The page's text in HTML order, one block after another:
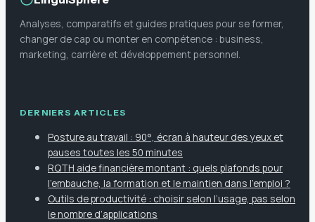
Analyses, comparatifs et guides pratiques pour se former,
changer de cap ou monter en compétence : business,
marketing, carrière et développement personnel.
DERNIERS ARTICLES
Posture au travail : 90°, écran à hauteur des yeux et
pauses toutes les 50 minutes
RQTH aide financière montant : quels plafonds pour
l’embauche, la formation et le maintien dans l’emploi ?
Outils de productivité : choisir selon l’usage, pas selon
le nombre d’applications